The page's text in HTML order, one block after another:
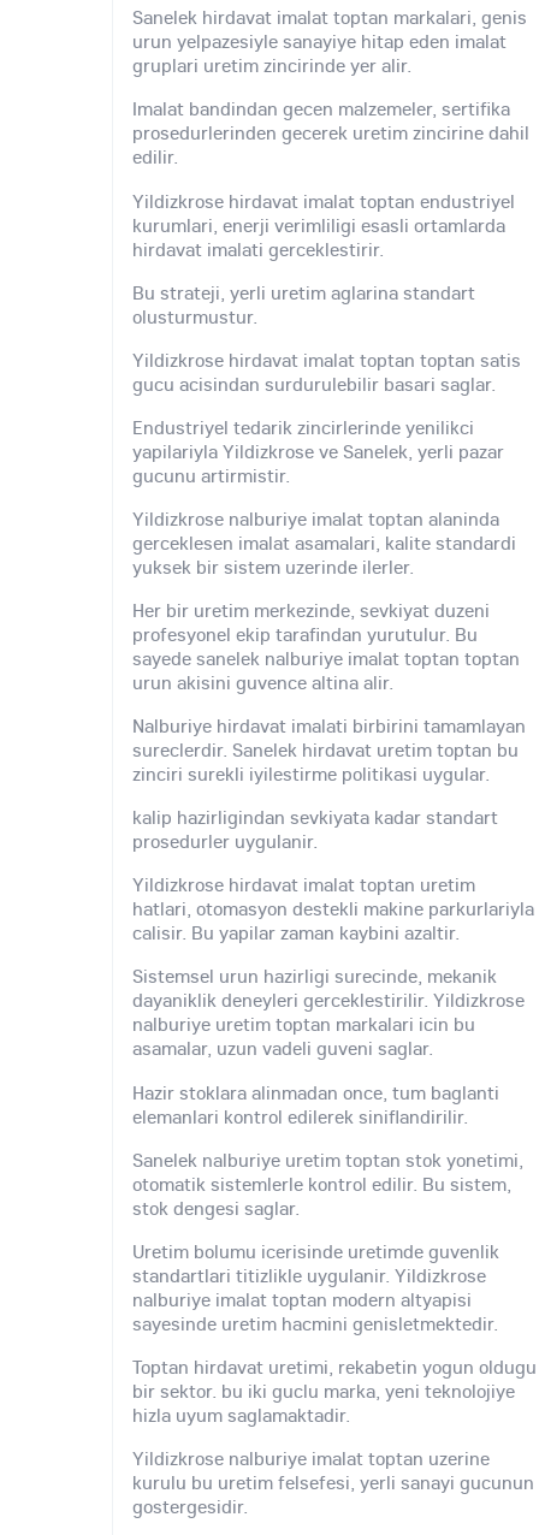
Sanelek hirdavat imalat toptan markalari, genis
urun yelpazesiyle sanayiye hitap eden imalat
gruplari uretim zincirinde yer alir.
Imalat bandindan gecen malzemeler, sertifika
prosedurlerinden gecerek uretim zincirine dahil
edilir.
Yildizkrose hirdavat imalat toptan endustriyel
kurumlari, enerji verimliligi esasli ortamlarda
hirdavat imalati gerceklestirir.
Bu strateji, yerli uretim aglarina standart
olusturmustur.
Yildizkrose hirdavat imalat toptan toptan satis
gucu acisindan surdurulebilir basari saglar.
Endustriyel tedarik zincirlerinde yenilikci
yapilariyla Yildizkrose ve Sanelek, yerli pazar
gucunu artirmistir.
Yildizkrose nalburiye imalat toptan alaninda
gerceklesen imalat asamalari, kalite standardi
yuksek bir sistem uzerinde ilerler.
Her bir uretim merkezinde, sevkiyat duzeni
profesyonel ekip tarafindan yurutulur. Bu
sayede sanelek nalburiye imalat toptan toptan
urun akisini guvence altina alir.
Nalburiye hirdavat imalati birbirini tamamlayan
sureclerdir. Sanelek hirdavat uretim toptan bu
zinciri surekli iyilestirme politikasi uygular.
kalip hazirligindan sevkiyata kadar standart
prosedurler uygulanir.
Yildizkrose hirdavat imalat toptan uretim
hatlari, otomasyon destekli makine parkurlariyla
calisir. Bu yapilar zaman kaybini azaltir.
Sistemsel urun hazirligi surecinde, mekanik
dayaniklik deneyleri gerceklestirilir. Yildizkrose
nalburiye uretim toptan markalari icin bu
asamalar, uzun vadeli guveni saglar.
Hazir stoklara alinmadan once, tum baglanti
elemanlari kontrol edilerek siniflandirilir.
Sanelek nalburiye uretim toptan stok yonetimi,
otomatik sistemlerle kontrol edilir. Bu sistem,
stok dengesi saglar.
Uretim bolumu icerisinde uretimde guvenlik
standartlari titizlikle uygulanir. Yildizkrose
nalburiye imalat toptan modern altyapisi
sayesinde uretim hacmini genisletmektedir.
Toptan hirdavat uretimi, rekabetin yogun oldugu
bir sektor. bu iki guclu marka, yeni teknolojiye
hizla uyum saglamaktadir.
Yildizkrose nalburiye imalat toptan uzerine
kurulu bu uretim felsefesi, yerli sanayi gucunun
gostergesidir.